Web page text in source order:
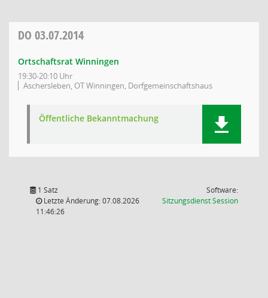
DO 03.07.2014
Ortschaftsrat Winningen
19:30-20:10 Uhr
Aschersleben, OT Winningen, Dorfgemeinschaftshaus
Öffentliche Bekanntmachung
1 Satz
Letzte Änderung: 07.08.2026
11:46:26
Software:
SitzungsdienstSession(Wird in